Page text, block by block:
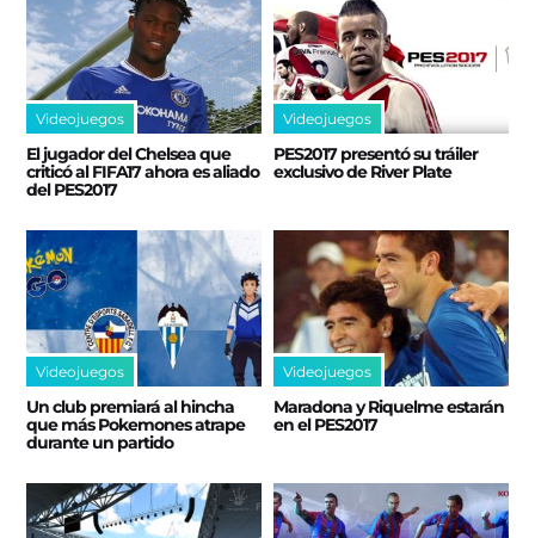
Videojuegos
El jugador del Chelsea que
criticó al FIFA17 ahora es aliado
del PES2017
Videojuegos
PES2017 presentó su tráiler
exclusivo de River Plate
Videojuegos
Un club premiará al hincha
que más Pokemones atrape
durante un partido
Videojuegos
Maradona y Riquelme estarán
en el PES2017